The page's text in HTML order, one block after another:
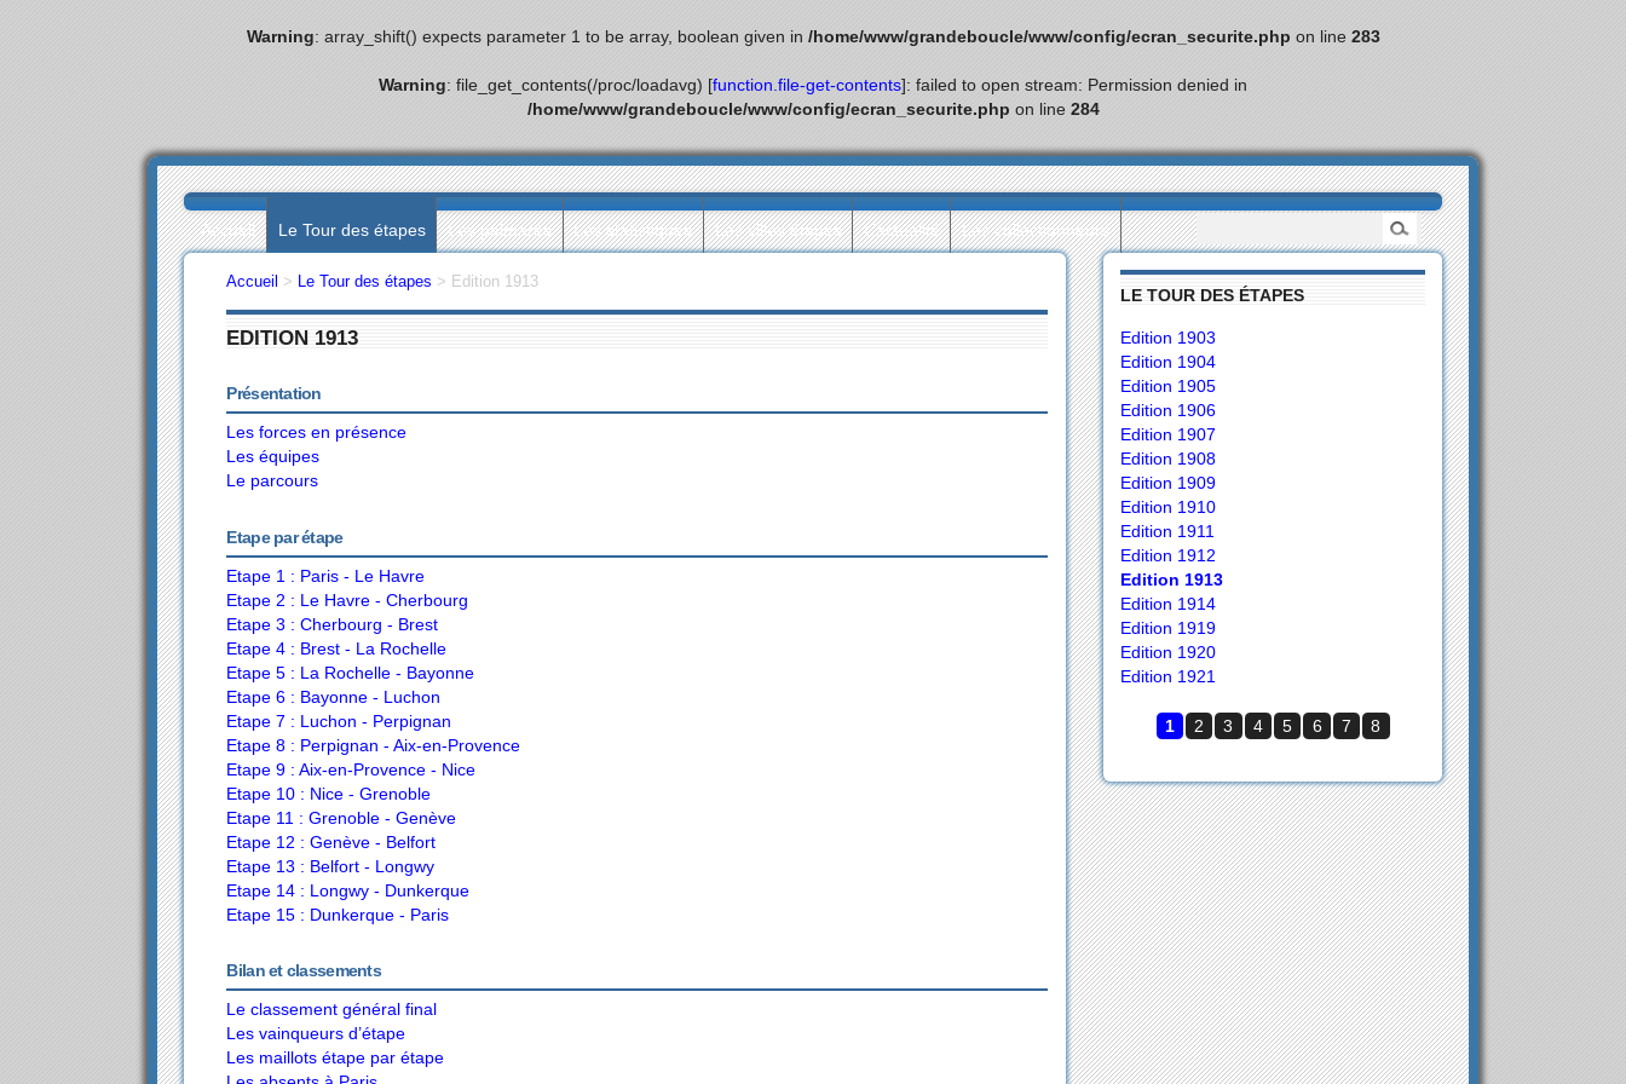
Warning: array_shift() expects parameter 1 to be array, boolean given in /home/www/grandeboucle/www/config/ecran_securite.php on line 283
Warning: file_get_contents(/proc/loadavg) [function.file-get-contents]: failed to open stream: Permission denied in
/home/www/grandeboucle/www/config/ecran_securite.php on line 284
Accueil Le Tour des étapes Les palmarès Les statistiques Les villes étapes L’actualité Les collectionneurs
LE TOUR DES ÉTAPES
Edition 1903
Edition 1904
Edition 1905
Edition 1906
Edition 1907
Edition 1908
Edition 1909
Edition 1910
Edition 1911
Edition 1912
Edition 1913
Edition 1914
Edition 1919
Edition 1920
Edition 1921
1 2 3 4 5 6 7 8
Accueil > Le Tour des étapes > Edition 1913
EDITION 1913
Présentation
Les forces en présence
Les équipes
Le parcours
Etape par étape
Etape 1 : Paris - Le Havre
Etape 2 : Le Havre - Cherbourg
Etape 3 : Cherbourg - Brest
Etape 4 : Brest - La Rochelle
Etape 5 : La Rochelle - Bayonne
Etape 6 : Bayonne - Luchon
Etape 7 : Luchon - Perpignan
Etape 8 : Perpignan - Aix-en-Provence
Etape 9 : Aix-en-Provence - Nice
Etape 10 : Nice - Grenoble
Etape 11 : Grenoble - Genève
Etape 12 : Genève - Belfort
Etape 13 : Belfort - Longwy
Etape 14 : Longwy - Dunkerque
Etape 15 : Dunkerque - Paris
Bilan et classements
Le classement général final
Les vainqueurs d’étape
Les maillots étape par étape